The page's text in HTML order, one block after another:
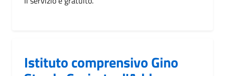
Istituto comprensivo Gino